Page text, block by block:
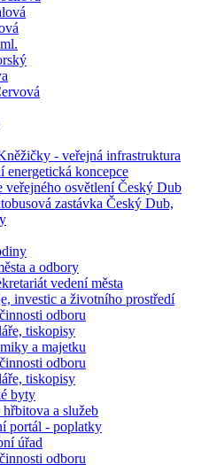
- veřejná infrastruktura
koncepce
veřejného osvětlení Český Dub
zastávka Český Dub,
a odbory
vedení města
investic a životního prostředí
odboru
tiskopisy
a majetku
odboru
tiskopisy
byty
hřbitova a služeb
portál - poplatky
úřad
odboru